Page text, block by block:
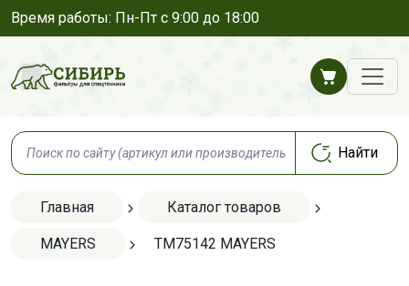
Время работы: Пн-Пт с 9:00 до 18:00
Главная Каталог товаров
MAYERS TM75142 MAYERS